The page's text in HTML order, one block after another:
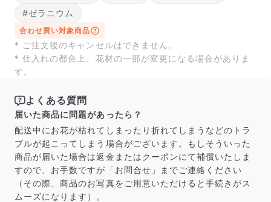
写真と同じものが届く？
商品ページに掲載している写真は、実際にお届けする商
品を撮影したものです。お花は生き物なので、どうして
だけ写真のイメージに近いものをお届けできるように人
の目でチェックをしています。
#ゼラニウム
合わせ買い対象商品
* ご注文後のキャンセルはできません。
* 仕入れの都合上、花材の一部が変更になる場合がありま
す。
よくある質問
届いた商品に問題があったら？
配送中にお花が枯れてしまったり折れてしまうなどのトラ
ブルが起こってしまう場合がございます。もしそういった
商品が届いた場合は返金またはクーポンにて補償いたしま
すので、お手数ですが「お問合せ」までご連絡ください
（その際、商品のお写真をご用意いただけると手続きがス
ムーズになります）。